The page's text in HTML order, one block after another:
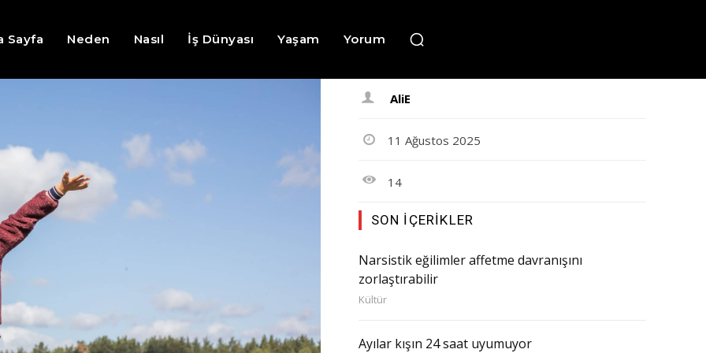
Sayfa Neden Nasıl İş Dünyası Yaşam Yorum
AliE
11 Ağustos 2025
14
SON İÇERIKLER
Narsistik eğilimler affetme davranışını
zorlaştırabilir
Kültür
Ayılar kışın 24 saat uyumuyor